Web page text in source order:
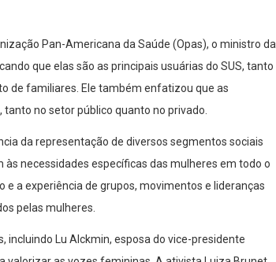
Pan-Americana da Saúde (Opas), o ministro da
que elas são as principais usuárias do SUS, tanto
de familiares. Ele também enfatizou que as
no setor público quanto no privado.
da representação de diversos segmentos sociais
necessidades específicas das mulheres em todo o
a experiência de grupos, movimentos e lideranças
pelas mulheres.
incluindo Lu Alckmin, esposa do vice-presidente